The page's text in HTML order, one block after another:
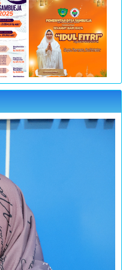
Desa Sambueja
(SEKDES SAMBUEJA)
2023 09:00:00
AGUS, S.Pd (kETUA BPD)
2023
2023 09:00:00
Desa Sambueja
(SEKDES SAMBUEJA)
2023 13:00:00
Desa Sambueja